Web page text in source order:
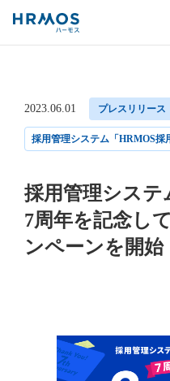
2023.06.01 プレスリリース
採用管理システム「HRMOS採
採用管理システ
7周年を記念し
ンペーンを開始